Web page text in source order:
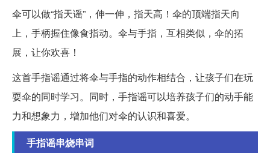
伞可以做“指天谣”，伸一伸，指天高！伞的顶端指天向
上，手柄握住像食指动。伞与手指，互相类似，伞的拓
展，让你欢喜！
这首手指谣通过将伞与手指的动作相结合，让孩子们在玩
耍伞的同时学习。同时，手指谣可以培养孩子们的动手能
力和想象力，增加他们对伞的认识和喜爱。
手指谣串烧串词